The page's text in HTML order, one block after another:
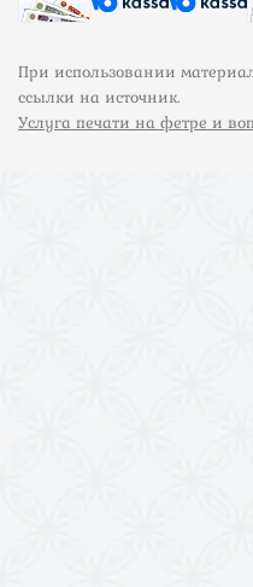
При использовании
ссылки на источник.
Услуга печати на фетре и